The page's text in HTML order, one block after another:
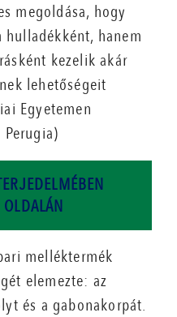
megoldása, hogy
hulladékként, hanem
kezelik akár
lehetőségeit
Egyetemen
melléktermék
elemezte: az
és a gabonakorpát.